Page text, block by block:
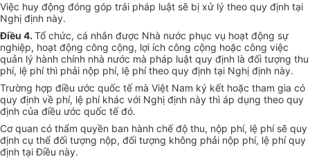
Việc huy động đóng góp trái pháp luật sẽ bị xử lý theo quy định tại
Nghị định này.
Điều 4. Tổ chức, cá nhân được Nhà nước phục vụ hoạt động sự
nghiệp, hoạt động công cộng, lợi ích công cộng hoặc công việc
quản lý hành chính nhà nước mà pháp luật quy định là đối tượng thu
phí, lệ phí thì phải nộp phí, lệ phí theo quy định tại Nghị định này.
Trường hợp điều ước quốc tế mà Việt Nam ký kết hoặc tham gia có
quy định về phí, lệ phí khác với Nghị định này thì áp dụng theo quy
định của điều ước quốc tế đó.
Cơ quan có thẩm quyền ban hành chế độ thu, nộp phí, lệ phí sẽ quy
định cụ thể đối tượng nộp, đối tượng không phải nộp phí, lệ phí quy
định tại Điều này.